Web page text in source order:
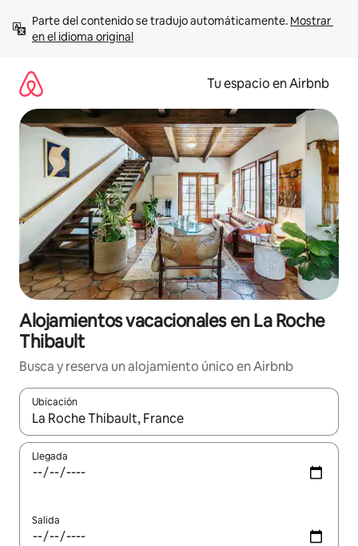
contenido
Parte del contenido se tradujo automáticamente. Mostrar
en el idioma original
Tu espacio en Airbnb
Alojamientos vacacionales en La Roche
Thibault
Busca y reserva un alojamiento único en Airbnb
Ubicación
Cuando los resultados estén disponibles, podrás navegar
Llegada
Salida